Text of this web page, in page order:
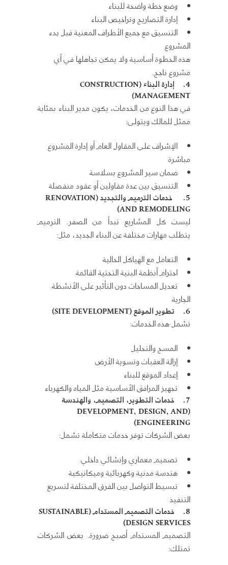
وضع خطة واضحة للبناء
إدارة التصاريح وتراخيص البناء
التنسيق مع جميع الأطراف المعنية قبل بدء
المشروع
هذه الخطوة أساسية ولا يمكن تجاهلها في أي
مشروع ناجح.
4. إدارة البناء (CONSTRUCTION
MANAGEMENT)
في هذا النوع من الخدمات، يكون مدير البناء بمثابة
ممثل للمالك ويتولى:
الإشراف على المقاول العام أو إدارة المشروع
مباشرة
ضمان سير المشروع بسلاسة
التنسيق بين عدة مقاولين أو عقود منفصلة
5. خدمات الترميم والتجديد (RENOVATION
AND REMODELING)
ليست كل المشاريع تبدأ من الصفر. الترميم
يتطلب مهارات مختلفة عن البناء الجديد، مثل:
التعامل مع الهياكل الحالية
احترام أنظمة البنية التحتية القائمة
تعديل المساحات دون التأثير على الأنشطة
الجارية
6. تطوير الموقع(SITE DEVELOPMENT)
تشمل هذه الخدمات:
المسح والتحليل
إزالة العقبات وتسوية الأرض
إعداد الموقع للبناء
تجهيز المرافق الأساسية مثل المياه والكهرباء
7.
خدمات التطوير، التصميم، والهندسة
(DEVELOPMENT, DESIGN, AND
ENGINEERING)
بعض الشركات توفر خدمات متكاملة تشمل:
تصميم معماري وإنشائي داخلي
هندسة مدنية وكهربائية وميكانيكية
تبسيط التواصل بين الفرق المختلفة لتسريع
التنفيذ
8. خدمات التصميم المستدام (SUSTAINABLE
DESIGN SERVICES)
التصميم المستدام أصبح ضرورة. بعض الشركات
تمتلك: